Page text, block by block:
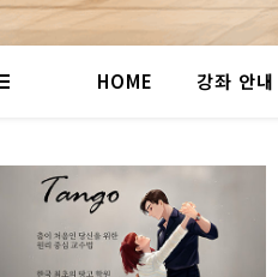
HOME 강좌 안내